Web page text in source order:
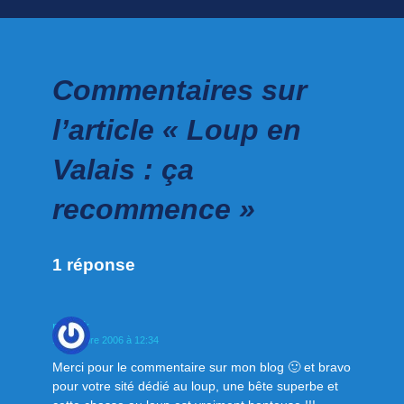
Commentaires sur
l’article « Loup en
Valais : ça
recommence »
1 réponse
nech'k
18 octobre 2006 à 12:34
Merci pour le commentaire sur mon blog 🙂 et bravo
pour votre sité dédié au loup, une bête superbe et